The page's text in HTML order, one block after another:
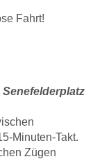
Fahrt!
Senefelderplatz
Minuten-Takt.
Zügen